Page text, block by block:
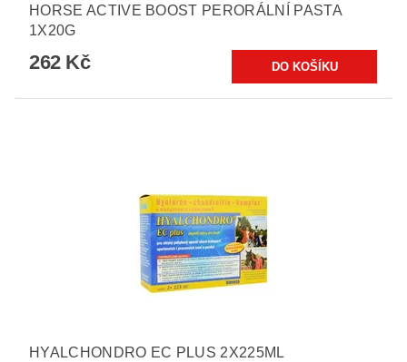
HORSE ACTIVE BOOST PERORÁLNÍ PASTA
1X20G
262 Kč
HYALCHONDRO EC PLUS 2X225ML